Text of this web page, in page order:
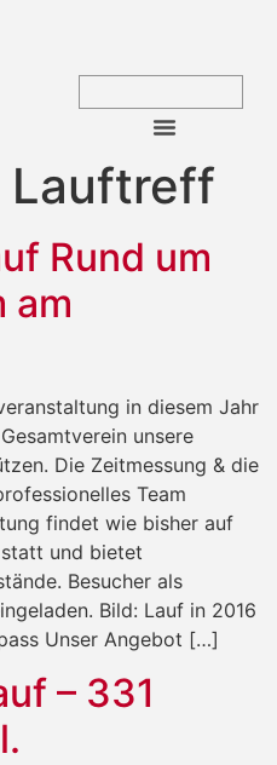
Lauftreff
Rund um
am
in diesem Jahr
unsere
Die Zeitmessung & die
Team
findet wie bisher auf
und bietet
Besucher als
Bild: Lauf in 2016
Unser Angebot […]
– 331